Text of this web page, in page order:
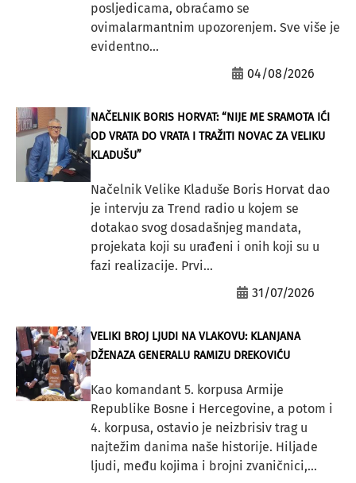
posljedicama, obraćamo se
ovimalarmantnim upozorenjem. Sve više je
evidentno...
04/08/2026
NAČELNIK BORIS HORVAT: “NIJE ME SRAMOTA IĆI
OD VRATA DO VRATA I TRAŽITI NOVAC ZA VELIKU
KLADUŠU”
Načelnik Velike Kladuše Boris Horvat dao
je intervju za Trend radio u kojem se
dotakao svog dosadašnjeg mandata,
projekata koji su urađeni i onih koji su u
fazi realizacije. Prvi...
31/07/2026
VELIKI BROJ LJUDI NA VLAKOVU: KLANJANA
DŽENAZA GENERALU RAMIZU DREKOVIĆU
Kao komandant 5. korpusa Armije
Republike Bosne i Hercegovine, a potom i
4. korpusa, ostavio je neizbrisiv trag u
najtežim danima naše historije. Hiljade
ljudi, među kojima i brojni zvaničnici,...